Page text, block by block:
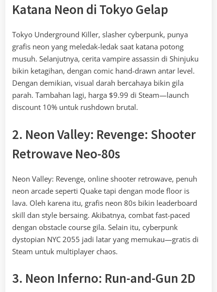
Katana Neon di Tokyo Gelap
Tokyo Underground Killer, slasher cyberpunk, punya
grafis neon yang meledak-ledak saat katana potong
musuh. Selanjutnya, cerita vampire assassin di Shinjuku
bikin ketagihan, dengan comic hand-drawn antar level.
Dengan demikian, visual darah bercahaya bikin gila
parah. Tambahan lagi, harga $9.99 di Steam—launch
discount 10% untuk rushdown brutal.
2. Neon Valley: Revenge: Shooter
Retrowave Neo-80s
Neon Valley: Revenge, online shooter retrowave, penuh
neon arcade seperti Quake tapi dengan mode floor is
lava. Oleh karena itu, grafis neon 80s bikin leaderboard
skill dan style bersaing. Akibatnya, combat fast-paced
dengan obstacle course gila. Selain itu, cyberpunk
dystopian NYC 2055 jadi latar yang memukau—gratis di
Steam untuk multiplayer chaos.
3. Neon Inferno: Run-and-Gun 2D